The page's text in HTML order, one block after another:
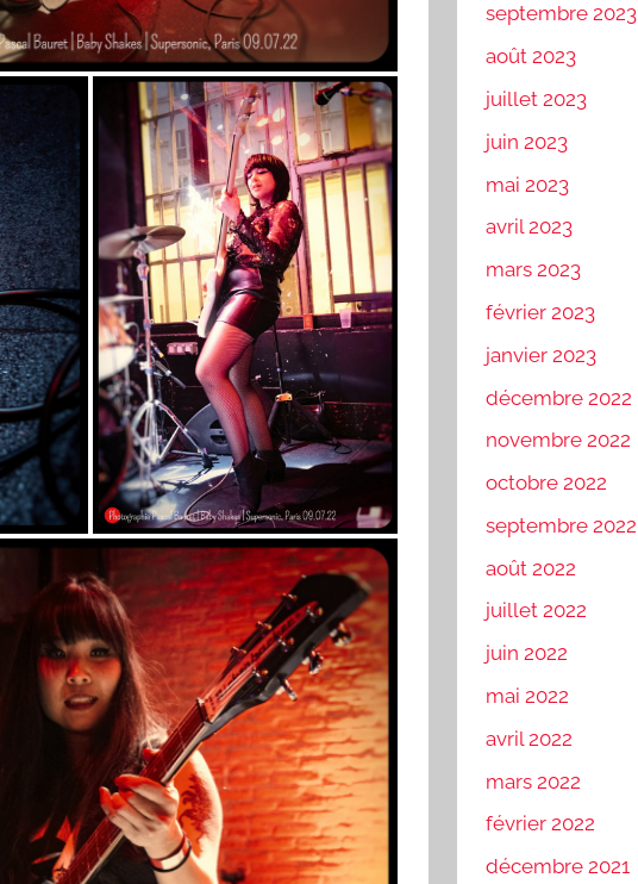
septembre 2023
août 2023
juillet 2023
juin 2023
mai 2023
avril 2023
mars 2023
février 2023
janvier 2023
décembre 2022
novembre 2022
octobre 2022
septembre 2022
août 2022
juillet 2022
juin 2022
mai 2022
avril 2022
mars 2022
février 2022
décembre 2021